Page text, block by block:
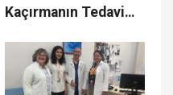
Kaçırmanın Tedavi